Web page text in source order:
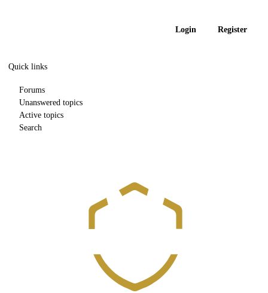
Login Register
Quick links
Forums
Unanswered topics
Active topics
Search